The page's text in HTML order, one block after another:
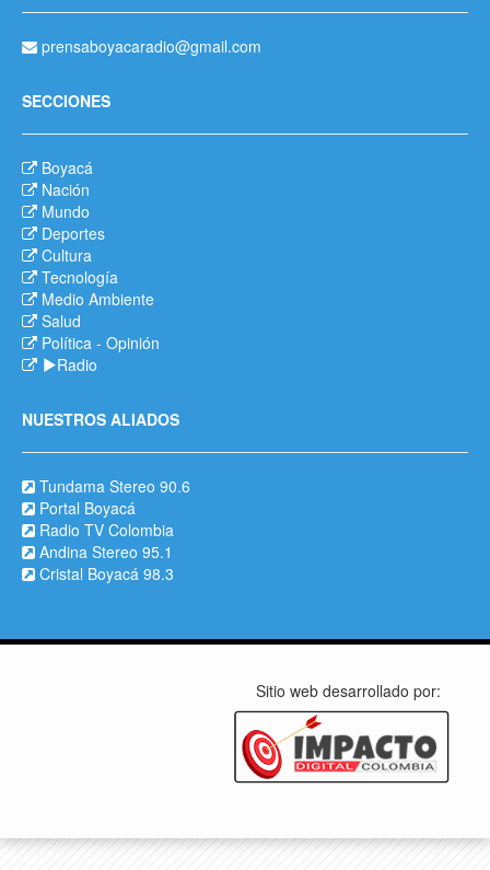
prensaboyacaradio@gmail.com
SECCIONES
Boyacá
Nación
Mundo
Deportes
Cultura
Tecnología
Medio Ambiente
Salud
Política - Opinión
Radio
NUESTROS ALIADOS
Tundama Stereo 90.6
Portal Boyacá
Radio TV Colombia
Andina Stereo 95.1
Cristal Boyacá 98.3
Sitio web desarrollado por: